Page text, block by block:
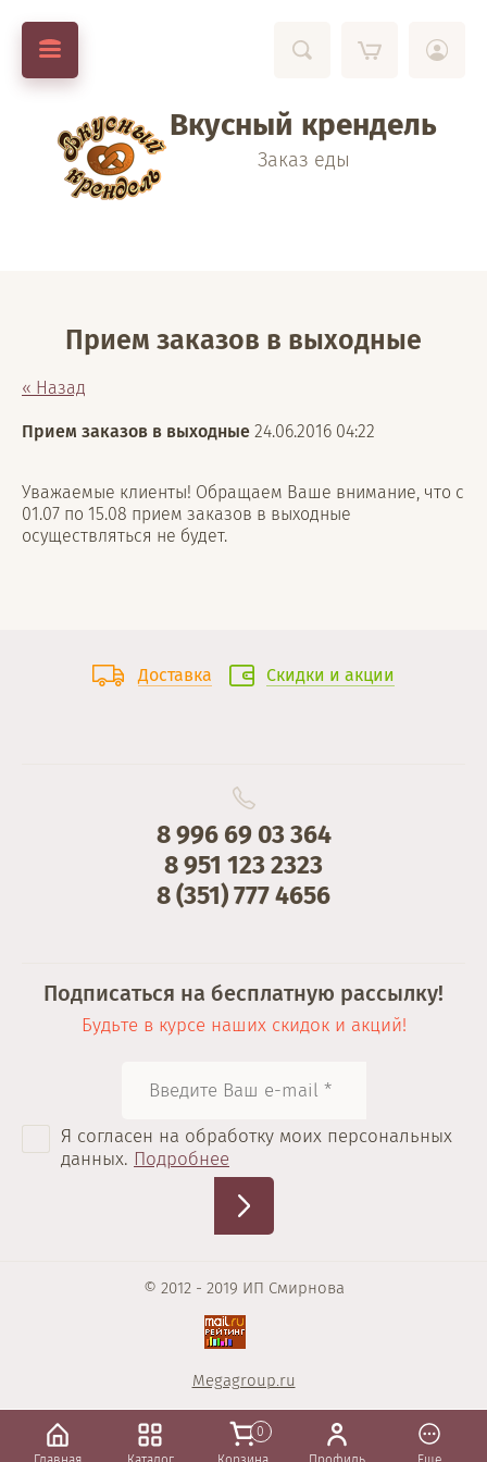
Вкусный крендель
Заказ еды
Прием заказов в выходные
« Назад
Прием заказов в выходные 24.06.2016 04:22
Уважаемые клиенты! Обращаем Ваше внимание, что с
01.07 по 15.08 прием заказов в выходные
осуществляться не будет.
Доставка Скидки и акции
8 996 69 03 364
8 951 123 2323
8 (351) 777 4656
Подписаться на бесплатную рассылку!
Будьте в курсе наших скидок и акций!
Я согласен на обработку моих персональных
данных. Подробнее
© 2012 - 2019 ИП Смирнова
Megagroup.ru
0